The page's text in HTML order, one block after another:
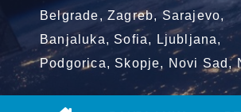
Belgrade, Zagreb, Sarajevo,
Banjaluka, Sofia, Ljubljana,
Podgorica, Skopje, Novi Sad,